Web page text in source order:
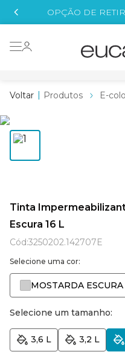
OPÇÃO DE
Produtos E-
Tinta
Escura 16 L
Cód:3250202.142707E
Selecione uma cor:
MOSTARDA ESCURA
Selecione um tamanho:
3,6 L 3,2 L
tinta
tinta